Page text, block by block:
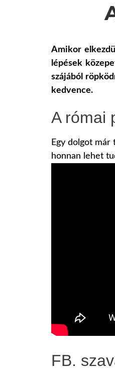
Amikor
lépések
szájából
kedvence.
A római
Egy dolgot már
honnan lehet
FB.